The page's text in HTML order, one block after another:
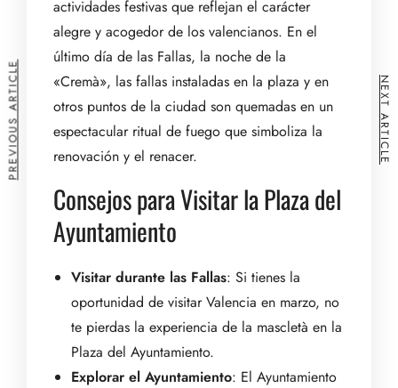
actividades festivas que reflejan el carácter
alegre y acogedor de los valencianos. En el
último día de las Fallas, la noche de la
«Cremà», las fallas instaladas en la plaza y en
otros puntos de la ciudad son quemadas en un
espectacular ritual de fuego que simboliza la
renovación y el renacer.
Consejos para Visitar la Plaza del
Ayuntamiento
Visitar durante las Fallas: Si tienes la
oportunidad de visitar Valencia en marzo, no
te pierdas la experiencia de la mascletà en la
Plaza del Ayuntamiento.
Explorar el Ayuntamiento: El Ayuntamiento
PREVIOUS ARTICLE NEXT ARTICLE